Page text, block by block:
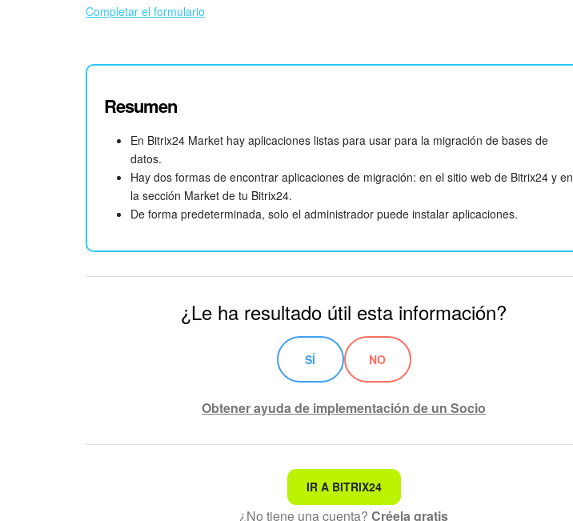
Completar el formulario
Resumen
En Bitrix24 Market hay aplicaciones listas para usar para la migración de bases de
datos.
Hay dos formas de encontrar aplicaciones de migración: en el sitio web de Bitrix24 y en
la sección Market de tu Bitrix24.
De forma predeterminada, solo el administrador puede instalar aplicaciones.
¿Le ha resultado útil esta información?
SÍ NO
Obtener ayuda de implementación de un Socio
No es lo que estoy buscando
IR A BITRIX24
¿No tiene una cuenta? Créela gratis